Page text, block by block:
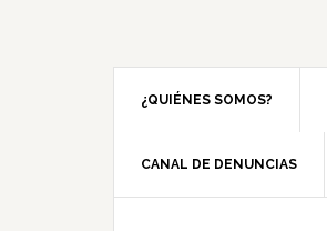
¿QUIÉNES SOMOS?
CANAL DE DENUNCIAS